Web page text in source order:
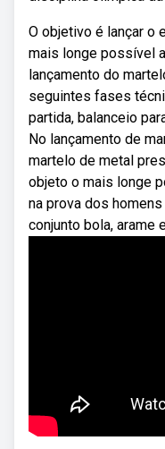
O objetivo é lançar o
mais longe possível
lançamento do
seguintes fases
partida, balanceio
No lançamento de
martelo de metal
objeto o mais longe
na prova dos
conjunto bola, arame